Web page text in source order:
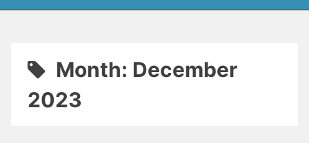
Македонското научно
здружение за
Month: December
2023